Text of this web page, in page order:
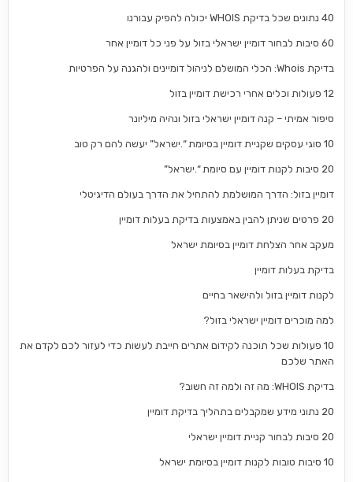
40 נתונים שכל בדיקת WHOIS יכולה להפיק עבורנו
60 סיבות לבחור דומיין ישראלי בזול על פני כל דומיין אחר
בדיקת Whois: הכלי המושלם לניהול דומיינים ולהגנה על הפרטיות
12 פעולות וכלים אחרי רכישת דומיין בזול
סיפור אמיתי – קנה דומיין ישראלי בזול ונהיה מיליונר
10 סוגי עסקים שקניית דומיין בסיומת “.ישראל” יעשה להם רק טוב
20 סיבות לקנות דומיין עם סיומת “.ישראל”
דומיין בזול: הדרך המושלמת להתחיל את הדרך בעולם הדיגיטלי
20 פרטים שניתן להבין באמצעות בדיקת בעלות דומיין
מעקב אחר הצלחת דומיין בסיומת ישראל
בדיקת בעלות דומיין
לקנות דומיין בזול ולהישאר בחיים
למה מוכרים דומיין ישראלי בזול?
10 פעולות שכל תוכנה לקידום אתרים חייבת לעשות כדי לעזור לכם לקדם את
האתר שלכם
בדיקת WHOIS: מה זה ולמה זה חשוב?
20 נתוני מידע שמקבלים בתהליך בדיקת דומיין
20 סיבות לבחור קניית דומיין ישראלי
10 סיבות טובות לקנות דומיין בסיומת ישראל